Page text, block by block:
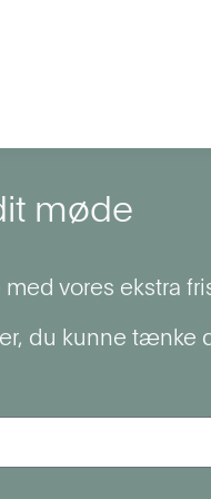
møde
vores ekstra
du kunne tænke